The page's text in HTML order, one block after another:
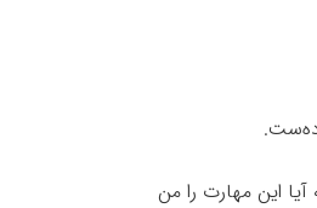
این مهارت را من